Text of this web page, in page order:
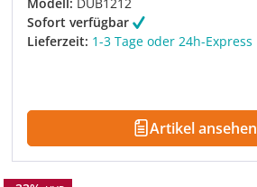
Sofort verfügbar
Lieferzeit: 1-3 Tage oder 24h-Express
Artikel ansehen